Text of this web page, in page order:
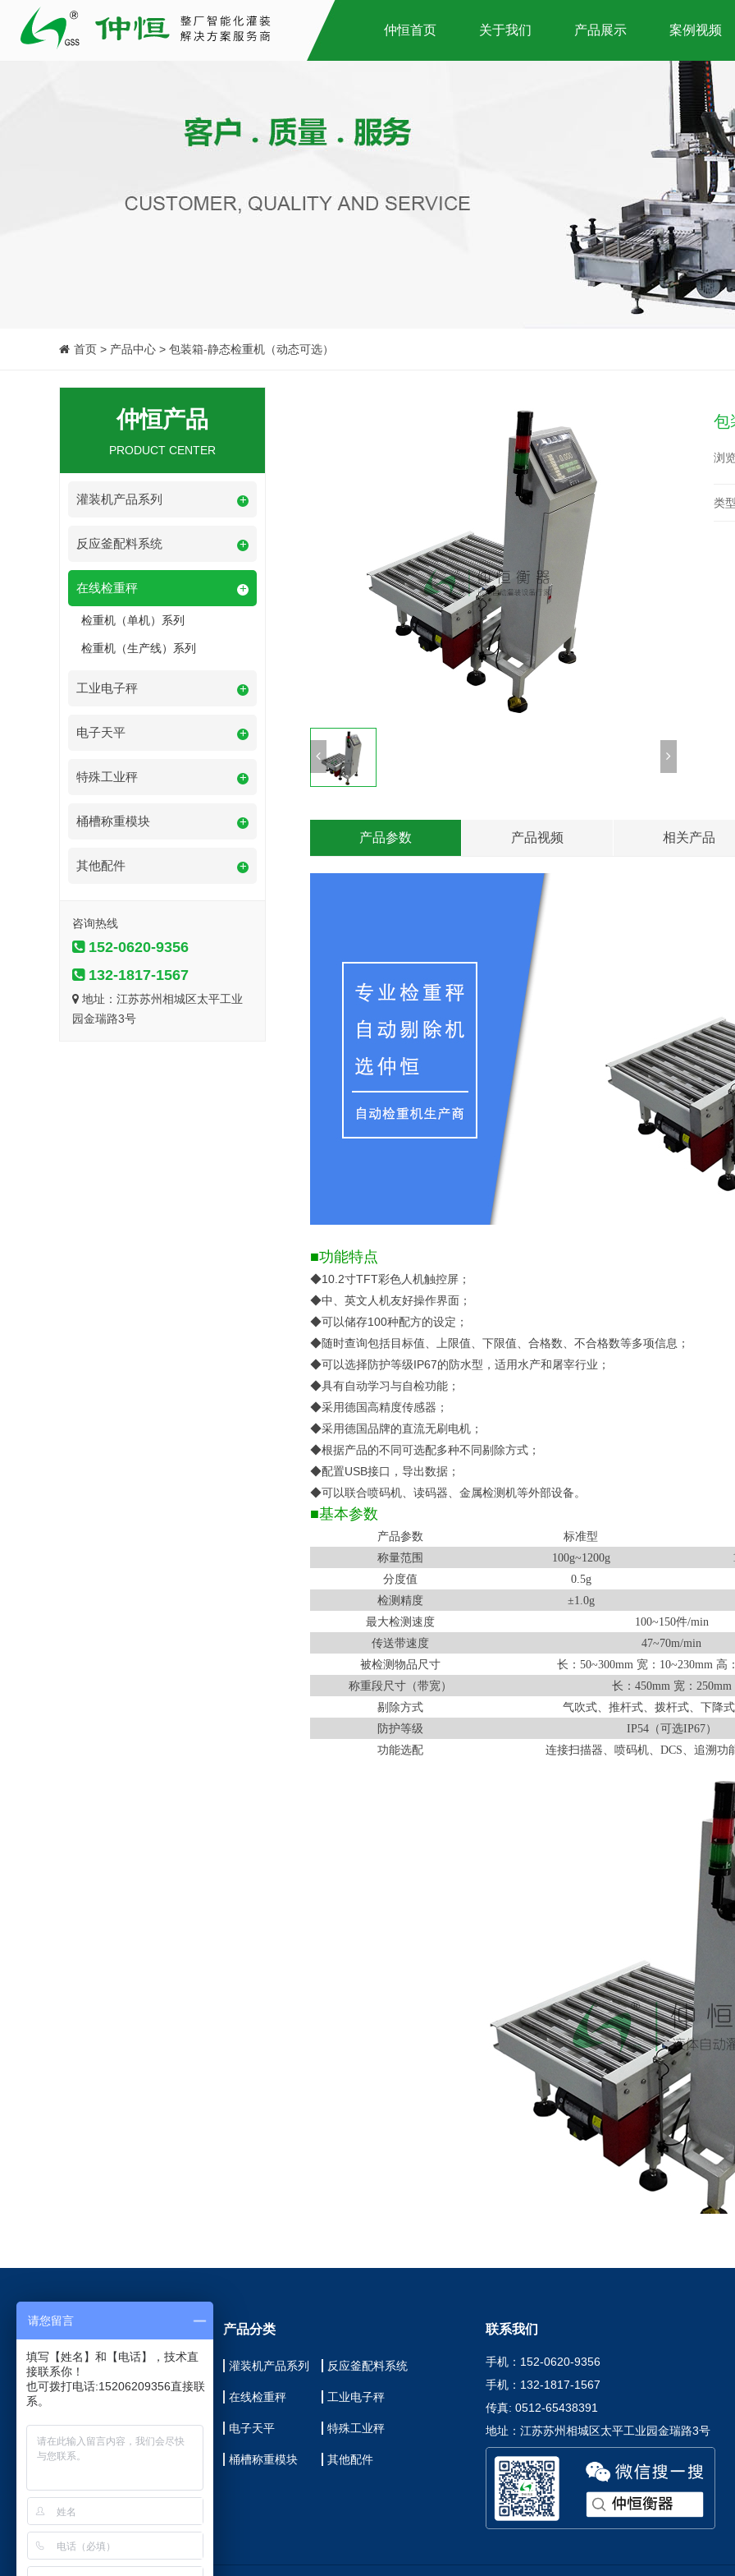
仲恒首页 关于我们 产品展示 案例视频
首页 > 产品中心 > 包装箱-静态检重机（动态可选）
仲恒产品
PRODUCT CENTER
灌装机产品系列 +
反应釜配料系统 +
在线检重秤 +
检重机（单机）系列
检重机（生产线）系列
工业电子秤 +
电子天平 +
特殊工业秤 +
桶槽称重模块 +
其他配件 +
咨询热线
152-0620-9356
132-1817-1567
地址：江苏苏州相城区太平工业
园金瑞路3号
包
浏
类
产品参数 产品视频 相关产品
■功能特点
◆10.2寸TFT彩色人机触控屏；
◆中、英文人机友好操作界面；
◆可以储存100种配方的设定；
◆随时查询包括目标值、上限值、下限值、合格数、不合格数等多项信息；
◆可以选择防护等级IP67的防水型，适用水产和屠宰行业；
◆具有自动学习与自检功能；
◆采用德国高精度传感器；
◆采用德国品牌的直流无刷电机；
◆根据产品的不同可选配多种不同剔除方式；
◆配置USB接口，导出数据；
◆可以联合喷码机、读码器、金属检测机等外部设备。
■基本参数
产品参数
标准型
称量范围
100g~1200g
分度值
0.5g
检测精度
±1.0g
最大检测速度
100~150件/min
传送带速度
47~70m/min
被检测物品尺寸
长： 50~300mm 宽： 10~230mm 高
称重段尺寸（带宽）
长： 450mm 宽： 250mm
剔除方式
气吹式、推杆式、拨杆式、下降
防护等级
IP54（可选IP67）
功能选配
连接扫描器、喷码机、 DCS、追溯功
网站导航
仲恒首页
产品展示
客户见证
新闻中心
联系我们
产品分类
灌装机产品系列 反应釜配料系统
在线检重秤 工业电子秤
电子天平 特殊工业秤
桶槽称重模块 其他配件
联系我们
手机：152-0620-9356
手机：132-1817-1567
传真: 0512-65438391
地址：江苏苏州相城区太平工业园金瑞路3号
请您留言
填写【姓名】和【电话】，技术直
接联系你！
也可拨打电话:15206209356直接联
系。